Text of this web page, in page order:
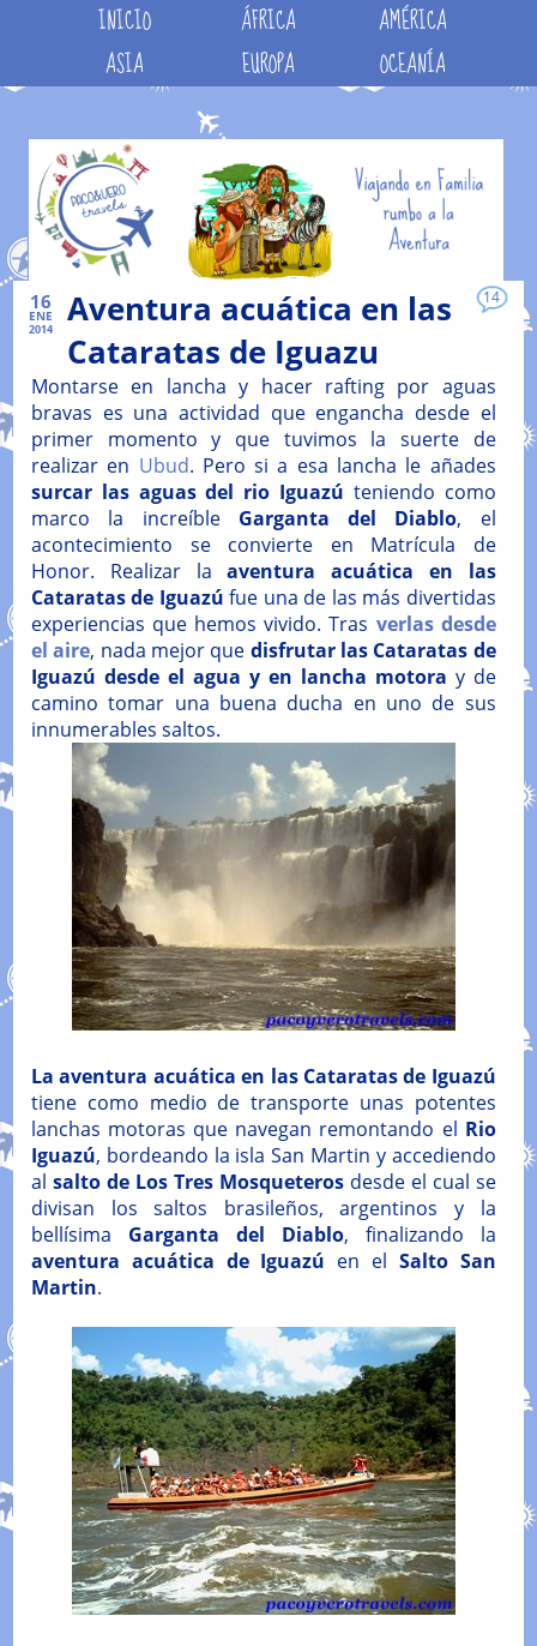
INICIO ÁFRICA
AMÉRICA
ASIA
EUROPA OCEANÍA
16
ENE
2014
14
Aventura acuática en las
Cataratas de Iguazu
Montarse en lancha y hacer rafting por aguas
bravas es una actividad que engancha desde el
primer momento y que tuvimos la suerte de
realizar en Ubud. Pero si a esa lancha le añades
surcar las aguas del rio Iguazú teniendo como
marco la increíble Garganta del Diablo, el
acontecimiento se convierte en Matrícula de
Honor. Realizar laaventura acuática en las
Cataratas de Iguazú fue una de las más divertidas
experiencias que hemos vivido. Tras verlas desde
el aire, nada mejor que disfrutar las Cataratas de
Iguazú desde el agua y en lancha motora y de
camino tomar una buena ducha en uno de sus
innumerables saltos.
La aventura acuática en las Cataratas de Iguazú
tiene como medio de transporte unas potentes
lanchas motoras que navegan remontando el Rio
Iguazú, bordeando la isla San Martin y accediendo
al salto de Los Tres Mosqueterosdesde el cual se
divisan los saltos brasileños, argentinos y la
bellísima Garganta del Diablo, finalizando la
aventura acuática de Iguazú en el Salto San
Martin.